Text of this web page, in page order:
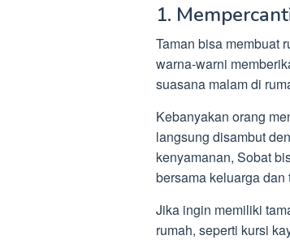
1.
Taman bisa membuat
warna-warni
suasana malam di
Kebanyakan orang
langsung disambut
kenyamanan, Sobat
bersama keluarga dan
Jika ingin memiliki
rumah, seperti kursi